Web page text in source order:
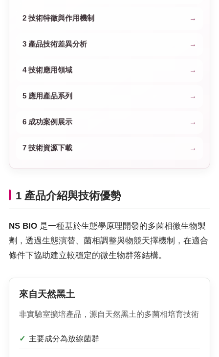
2 技術特徵與作用機制
3 產品技術差異分析
4 技術應用領域
5 應用產品系列
6 成功案例展示
7 技術資源下載
1 產品介紹與技術優勢
NS BIO 是一種基於生態學原理開發的多菌相微生物製
劑，透過生態演替、菌相調整與物競天擇機制，在適合
條件下協助建立較穩定的微生物群落結構。
來自天然黑土
非實驗室擴培產品，源自天然黑土的多菌相培育技術
主要成分為放線菌群